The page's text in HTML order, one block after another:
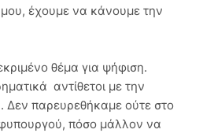
έχουμε να κάνουμε την
θέμα για ψήφιση.
αντίθετοι με την
Δεν παρευρεθήκαμε ούτε στο
πόσο μάλλον να